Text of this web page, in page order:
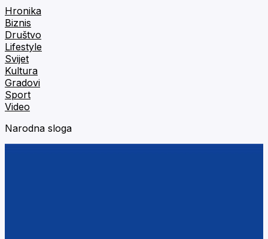
Hronika
Biznis
Društvo
Lifestyle
Svijet
Kultura
Gradovi
Sport
Video
Narodna sloga